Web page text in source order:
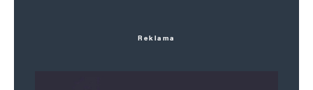
Reklama